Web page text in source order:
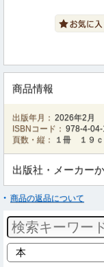
商品情報
出版年月： 2026年2月
ISBNコード： 978-4-
頁数・縦：
１冊 １９
出版社・メーカー
商品の返品について